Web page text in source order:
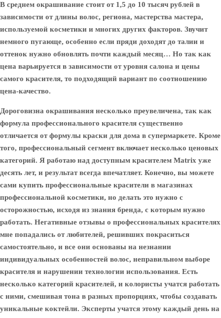
В среднем окрашивание стоит от 1,5 до 10 тысяч рублей в
зависимости от длины волос, региона, мастерства мастера,
используемой косметики и многих других факторов. Звучит
немного пугающе, особенно если пряди доходят до талии и
оттенок нужно обновлять почти каждый месяц… Но так как
цена варьируется в зависимости от уровня салона и цены
самого красителя, то подходящий вариант по соотношению
цена-качество.
Дороговизна окрашивания несколько преувеличена, так как
формула профессионального красителя существенно
отличается от формулы краски для дома в супермаркете. Кроме
того, профессиональный сегмент включает несколько ценовых
категорий. Я работаю над доступным красителем Matrix уже
десять лет, и результат всегда впечатляет. Конечно, вы можете
сами купить профессиональные красители в магазинах
профессиональной косметики, но делать это нужно с
осторожностью, исходя из знания бренда, с которым нужно
работать. Негативные отзывы о профессиональных красителях
мне попадались от любителей, решивших покраситься
самостоятельно, и все они основаны на незнании
индивидуальных особенностей волос, неправильном выборе
красителя и нарушении технологии использования. Есть
несколько категорий красителей, и колористы учатся работать
с ними, смешивая тона в разных пропорциях, чтобы создавать
уникальные коктейли. Эксперты учатся этому каждый день на